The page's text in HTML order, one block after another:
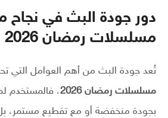
دور جودة البث في نجاح
مسلسلات رمضان 2026
تُعد جودة البث من أهم العوامل التي
مسلسلات رمضان 2026
، فالمستخدم
بجودة منخفضة أو مع تقطيع مستمر،